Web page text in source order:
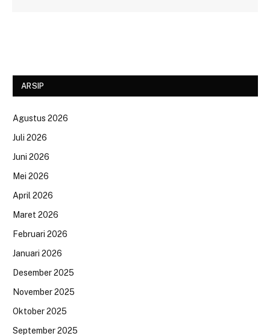
ARSIP
Agustus 2026
Juli 2026
Juni 2026
Mei 2026
April 2026
Maret 2026
Februari 2026
Januari 2026
Desember 2025
November 2025
Oktober 2025
September 2025